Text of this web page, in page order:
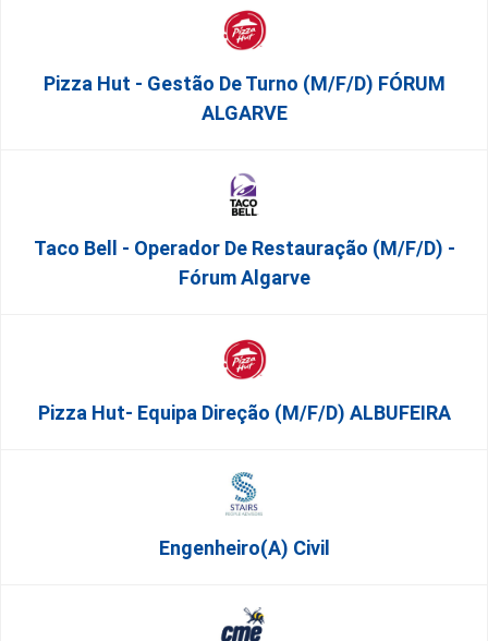
Pizza Hut - Gestão De Turno (m/f/d) FÓRUM
ALGARVE
Taco Bell - Operador De Restauração (m/f/d) -
Fórum Algarve
Pizza Hut- Equipa Direção (m/f/d) ALBUFEIRA
Engenheiro(a) Civil